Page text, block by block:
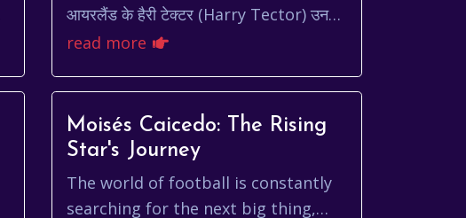
आयरलैंड के हैरी टेक्टर (Harry Tector) उनमें
से एक हैं। टेक्टर ने बहुत कम समय में अपनी
read more
Moisés Caicedo: The Rising
Star's Journey
The world of football is constantly
searching for the next big thing,